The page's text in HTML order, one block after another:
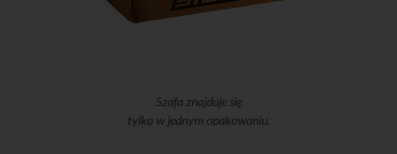
Szafa znajduje się
tylko w jednym opakowaniu.